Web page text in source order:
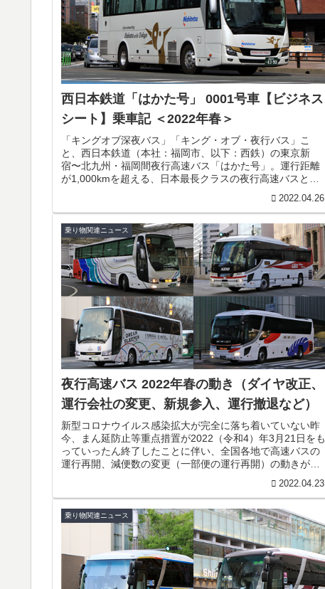
西日本鉄道「はかた号」 0001号車【ビジネス
シート】乗車記 ＜2022年春＞
「キングオブ深夜バス」「キング・オブ・夜行バス」こ
と、西日本鉄道（本社：福岡市、以下：西鉄）の東京新
宿〜北九州・福岡間夜行高速バス「はかた号」。運行距離
が1,000kmを超える、日本最長クラスの夜行高速バスとし
2022.04.26
乗り物関連ニュース
夜行高速バス 2022年春の動き（ダイヤ改正、
運行会社の変更、新規参入、運行撤退など）
新型コロナウイルス感染拡大が完全に落ち着いていない昨
今、まん延防止等重点措置が2022（令和4）年3月21日をも
っていったん終了したことに伴い、全国各地で高速バスの
運行再開、減便数の変更（一部便の運行再開）の動きが出
2022.04.23
乗り物関連ニュース